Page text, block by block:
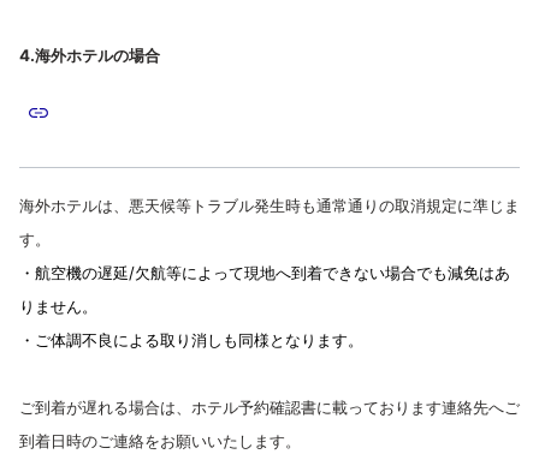
4.海外ホテルの場合
海外ホテルは、悪天候等トラブル発生時も通常通りの取消規定に準じま
す。
・航空機の遅延/欠航等によって現地へ到着できない場合でも減免はあ
りません。
・ご体調不良による取り消しも同様となります。
ご到着が遅れる場合は、ホテル予約確認書に載っております連絡先へご
到着日時のご連絡をお願いいたします。